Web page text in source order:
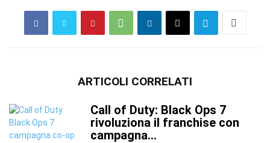
ARTICOLI CORRELATI
Call of Duty: Black Ops 7
rivoluziona il franchise con
campagna...